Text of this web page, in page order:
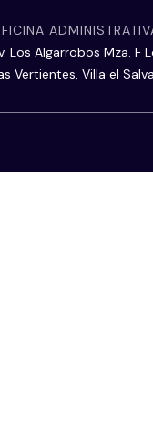
Los Algarrobos Mza. F
Vertientes, Villa el